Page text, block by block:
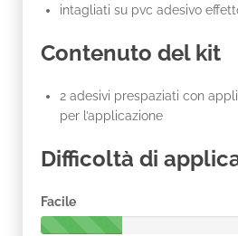
intagliati su pvc adesivo
Contenuto del kit
2 adesivi prespaziati con
per l’applicazione
Difficoltà di
Facile
2